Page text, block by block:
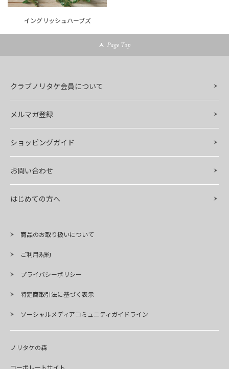
イングリッシュハーブズ
Page Top
クラブノリタケ会員について
メルマガ登録
ショッピングガイド
お問い合わせ
はじめての方へ
商品のお取り扱いについて
ご利用規約
プライバシーポリシー
特定商取引法に基づく表示
ソーシャルメディアコミュニティガイドライン
ノリタケの森